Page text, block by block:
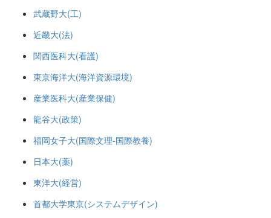
武蔵野大(工)
近畿大(法)
関西医科大(看護)
東京海洋大(海洋資源環境)
産業医科大(産業保健)
龍谷大(政策)
福岡女子大(国際文理-国際教養)
日本大(薬)
東洋大(経営)
首都大学東京(システムデザイン)